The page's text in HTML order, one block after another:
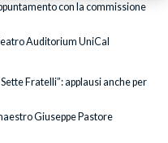
con la commissione
Auditorium UniCal
Fratelli”: applausi anche per
Giuseppe Pastore